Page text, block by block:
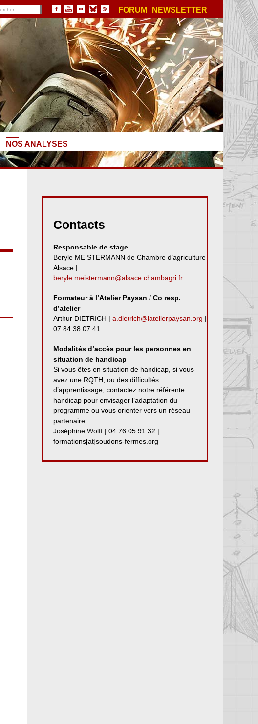
FORUM NEWSLETTER
NOS ANALYSES
Contacts
Responsable de stage
Beryle MEISTERMANN de Chambre d’agriculture
Alsace |
beryle.meistermann@alsace.chambagri.fr
Formateur à l’Atelier Paysan / Co resp.
d’atelier
Arthur DIETRICH | a.dietrich@latelierpaysan.org |
07 84 38 07 41
Modalités d’accès pour les personnes en
situation de handicap
Si vous êtes en situation de handicap, si vous
avez une RQTH, ou des difficultés
d’apprentissage, contactez notre référente
handicap pour envisager l’adaptation du
programme ou vous orienter vers un réseau
partenaire.
Joséphine Wolff | 04 76 05 91 32 |
formations[at]soudons-fermes.org